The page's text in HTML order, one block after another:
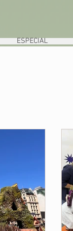
ESPECIAL